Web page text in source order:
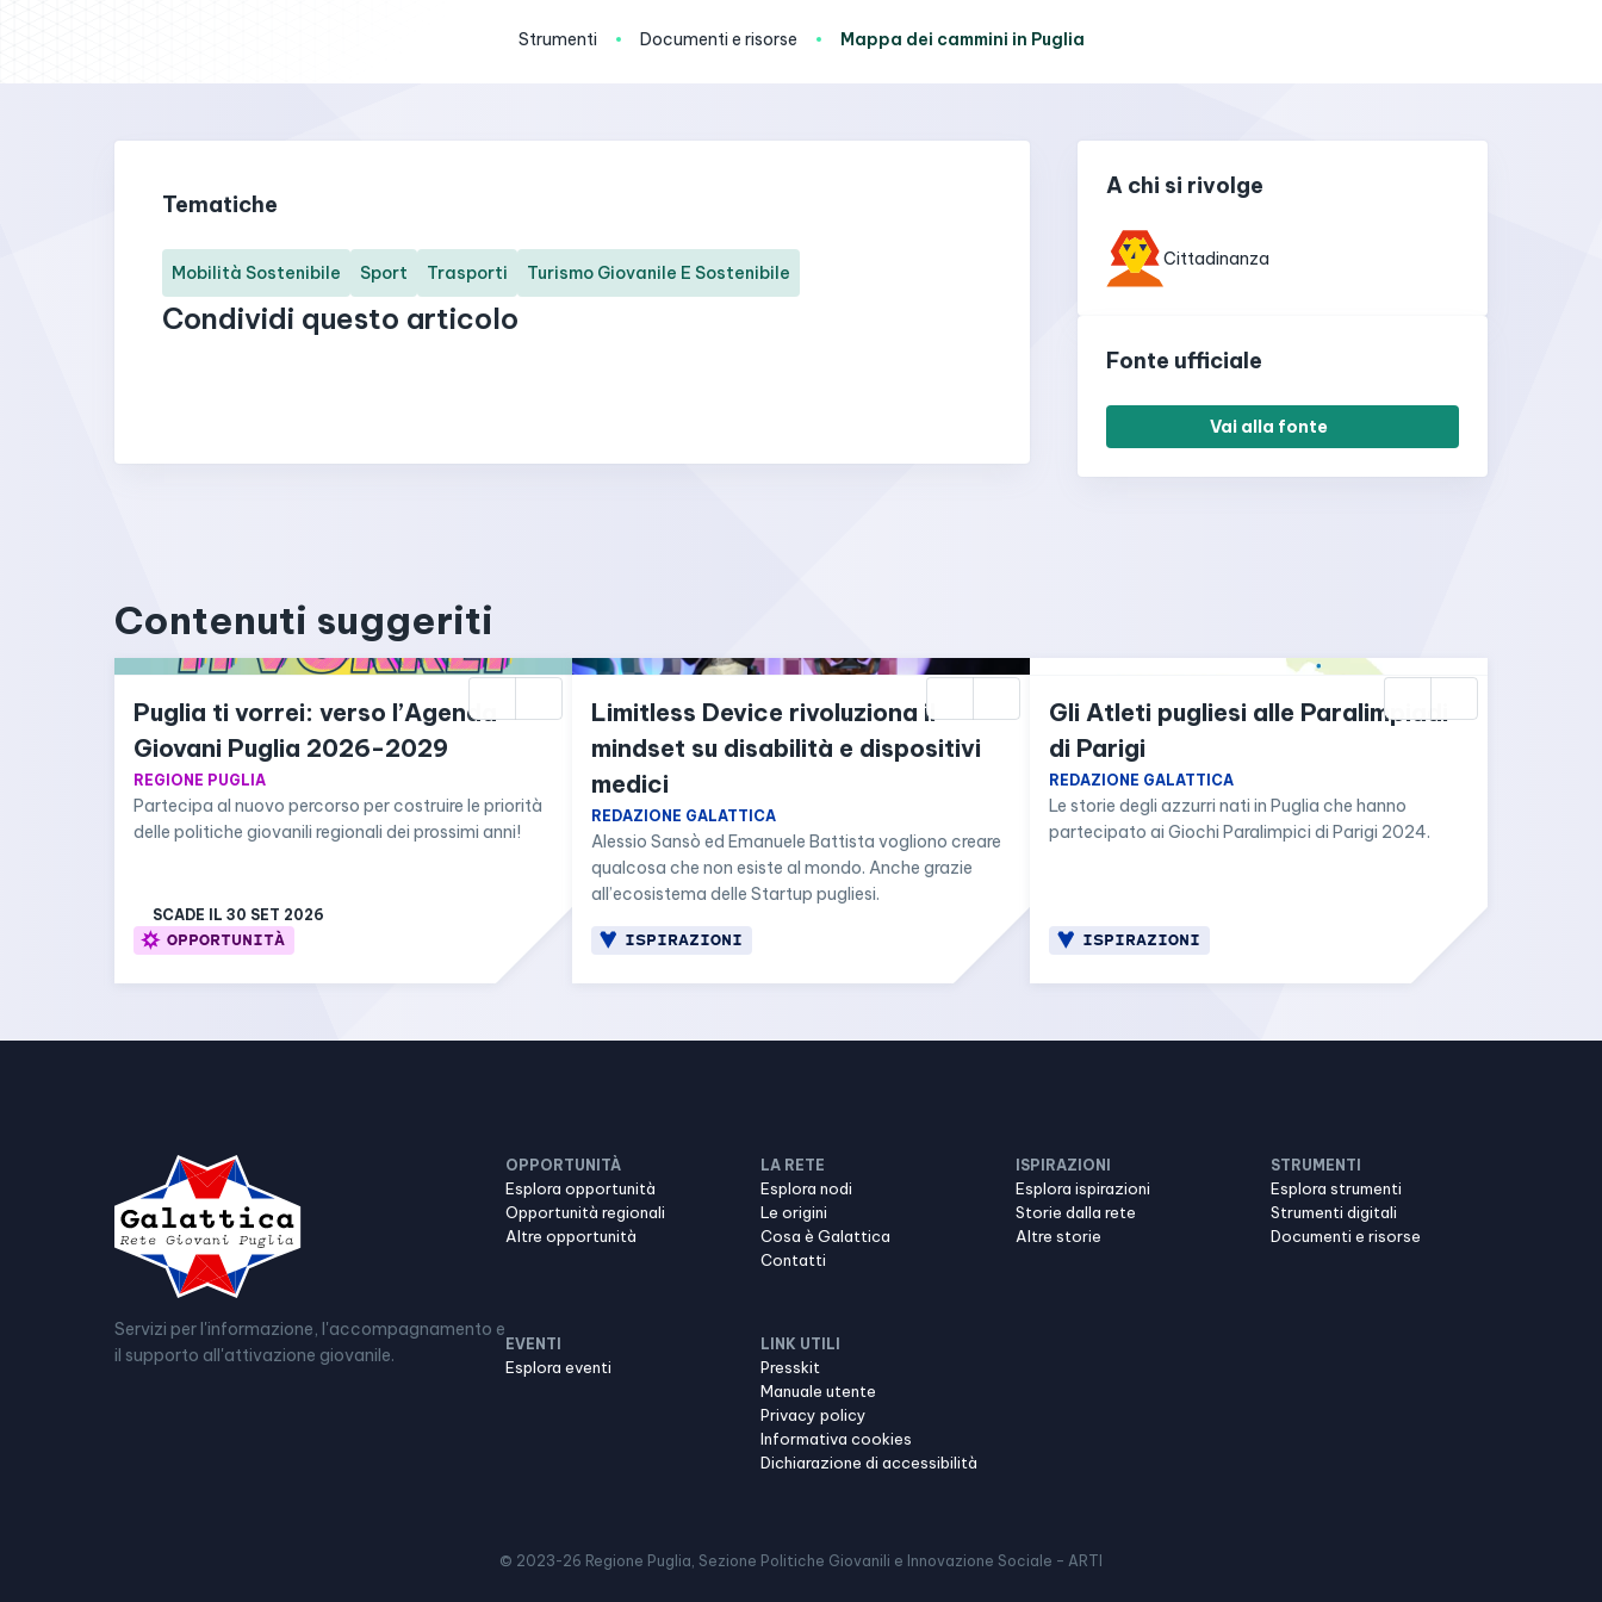
Strumenti Documenti e risorse Mappa dei cammini in Puglia
Tematiche
Mobilità Sostenibile Sport Trasporti Turismo Giovanile E Sostenibile
Condividi questo articolo
A chi si rivolge
Cittadinanza
Fonte ufficiale
Vai alla fonte
Contenuti suggeriti
Puglia ti vorrei: verso l’Agenda
Giovani Puglia 2026-2029
REGIONE PUGLIA
Partecipa al nuovo percorso per costruire le priorità
delle politiche giovanili regionali dei prossimi anni!
SCADE IL 30 SET 2026
OPPORTUNITÀ
Limitless Device rivoluziona il
mindset su disabilità e dispositivi
medici
REDAZIONE GALATTICA
Alessio Sansò ed Emanuele Battista vogliono creare
qualcosa che non esiste al mondo. Anche grazie
all’ecosistema delle Startup pugliesi.
ISPIRAZIONI
Gli Atleti pugliesi alle Paralimpiadi
di Parigi
REDAZIONE GALATTICA
Le storie degli azzurri nati in Puglia che hanno
partecipato ai Giochi Paralimpici di Parigi 2024.
ISPIRAZIONI
Servizi per l'informazione, l'accompagnamento e
il supporto all'attivazione giovanile.
OPPORTUNITÀ
Esplora opportunità
Opportunità regionali
Altre opportunità
LA RETE
Esplora nodi
Le origini
Cosa è Galattica
Contatti
ISPIRAZIONI
Esplora ispirazioni
Storie dalla rete
Altre storie
STRUMENTI
Esplora strumenti
Strumenti digitali
Documenti e risorse
EVENTI
Esplora eventi
LINK UTILI
Presskit
Manuale utente
Privacy policy
Informativa cookies
Dichiarazione di accessibilità
© 2023-26 Regione Puglia, Sezione Politiche Giovanili e Innovazione Sociale – ARTI